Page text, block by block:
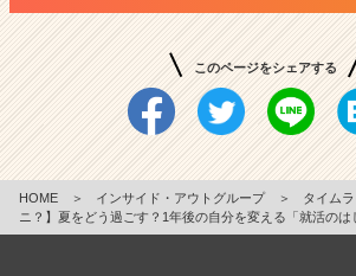
このページをシェアする
HOME ＞ インサイド・アウトグループ ＞ タイム
ニ？】夏をどう過ごす？1年後の自分を変える「就活のは